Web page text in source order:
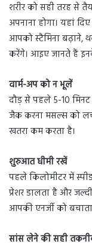
शरीर को सही तरह से
अपनाना होगा। यहां
आपको स्टैमिना बढ़ाने,
करेंगे। आइए जानते हैं
वार्म-अप को न भूलें
दौड़ से पहले 5-10 मिनट
जैक करना मसल्स को
खतरा कम करता है।
शुरुआत धीमी रखें
पहले किलोमीटर में
प्रेशर डालता है और
आपकी एनर्जी को
सांस लेने की सही